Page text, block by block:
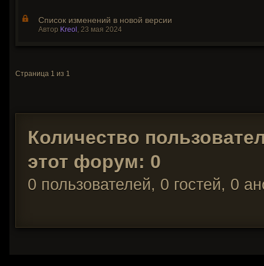
Список изменений в новой версии
Автор Kreol , 23 мая 2024
Страница 1 из 1
Количество
этот форум: 0
0 пользователей, 0 гостей, 0